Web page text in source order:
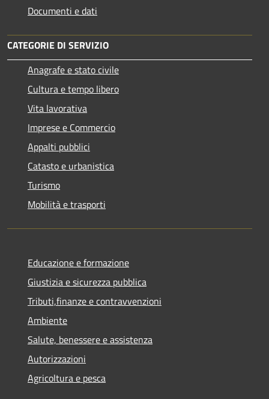
Documenti e dati
CATEGORIE DI SERVIZIO
Anagrafe e stato civile
Cultura e tempo libero
Vita lavorativa
Imprese e Commercio
Appalti pubblici
Catasto e urbanistica
Turismo
Mobilità e trasporti
Educazione e formazione
Giustizia e sicurezza pubblica
Tributi,finanze e contravvenzioni
Ambiente
Salute, benessere e assistenza
Autorizzazioni
Agricoltura e pesca